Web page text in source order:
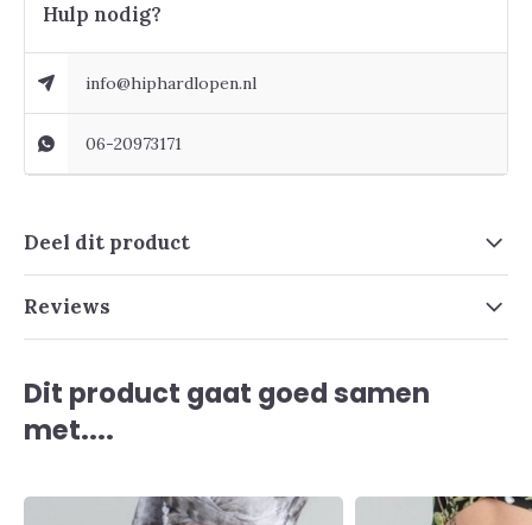
Hulp nodig?
info@hiphardlopen.nl
06-20973171
Deel dit product
Reviews
Dit product gaat goed samen
met....